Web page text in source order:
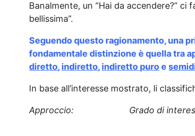
Banalmente, un “Hai da accendere?”
bellissima”.
Seguendo questo ragionamento, una
fondamentale distinzione è quella tra
diretto, indiretto, indiretto puroe
In base all’interesse mostrato, li
Approccio: Grado di